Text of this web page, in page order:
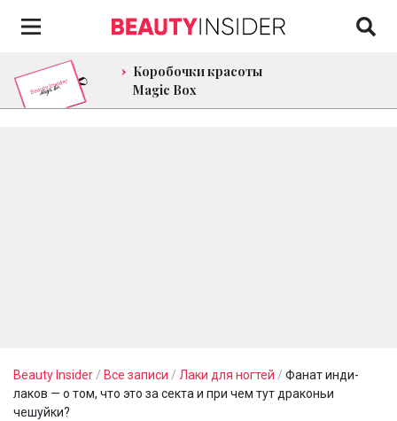
Коробочки красоты
Magic Box
Beauty Insider / Все записи / Лаки для ногтей / Фанат инди-
лаков — о том, что это за секта и при чем тут драконьи
чешуйки?